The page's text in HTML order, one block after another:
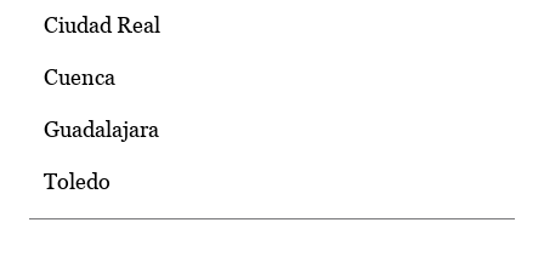
Ciudad Real
Cuenca
Guadalajara
Toledo